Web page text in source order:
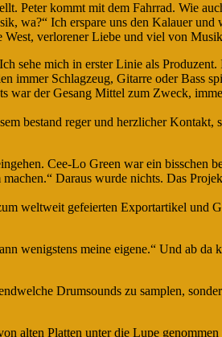
Peter kommt mit dem Fahrrad. Wie
wa?“ Ich erspare uns den Kalauer und
West, verlorener Liebe und viel von
sehe mich in erster Linie als
immer Schlagzeug, Gitarre oder Bass
war der Gesang Mittel zum Zweck,
bestand reger und herzlicher Kontakt,
Cee-Lo Green war ein bisschen
Daraus wurde nichts. Das
weltweit gefeierten Exportartikel und
wenigstens meine eigene.“ Und ab da
Drumsounds zu samplen,
alten Platten unter die Lupe